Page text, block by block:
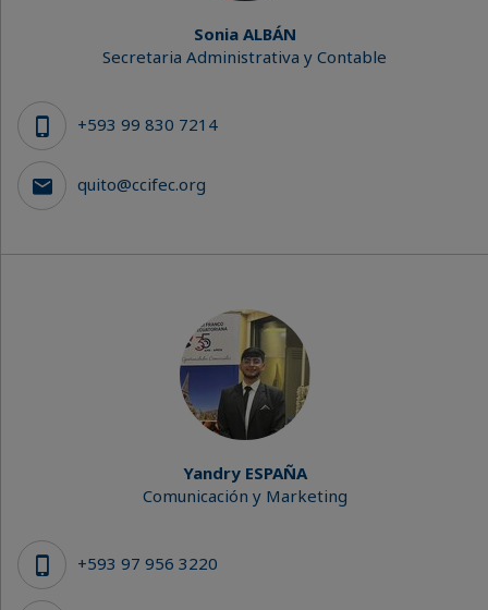
Sonia ALBÁN
Secretaria Administrativa y Contable
+593 99 830 7214
quito@ccifec.org
Yandry ESPAÑA
Comunicación y Marketing
+593 97 956 3220